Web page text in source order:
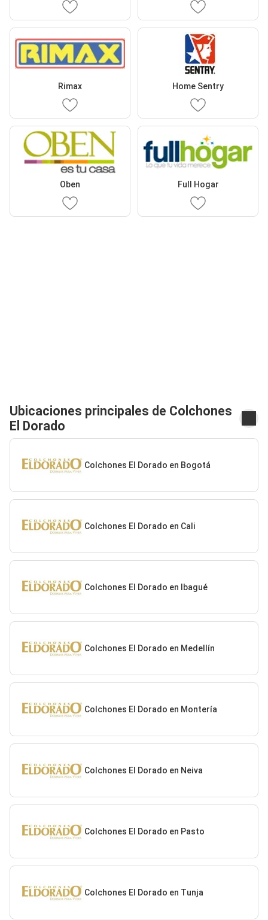
Rimax Home Sentry
Oben Full Hogar
Ubicaciones principales de Colchones
El Dorado
Colchones El Dorado en Bogotá
Colchones El Dorado en Cali
Colchones El Dorado en Ibagué
Colchones El Dorado en Medellín
Colchones El Dorado en Montería
Colchones El Dorado en Neiva
Colchones El Dorado en Pasto
Colchones El Dorado en Tunja